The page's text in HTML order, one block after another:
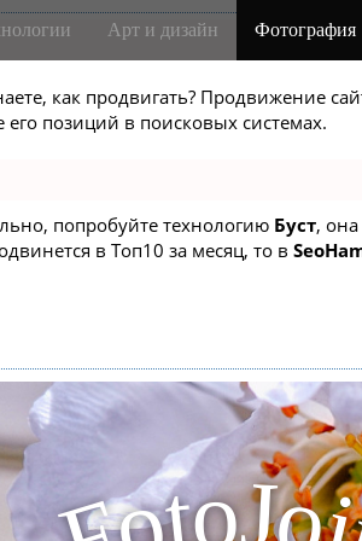
как продвигать? Продвижение
позиций в поисковых системах.
попробуйте технологию Буст,
в Топ10 за месяц, то в
Арт и дизайн Фотография
toJ